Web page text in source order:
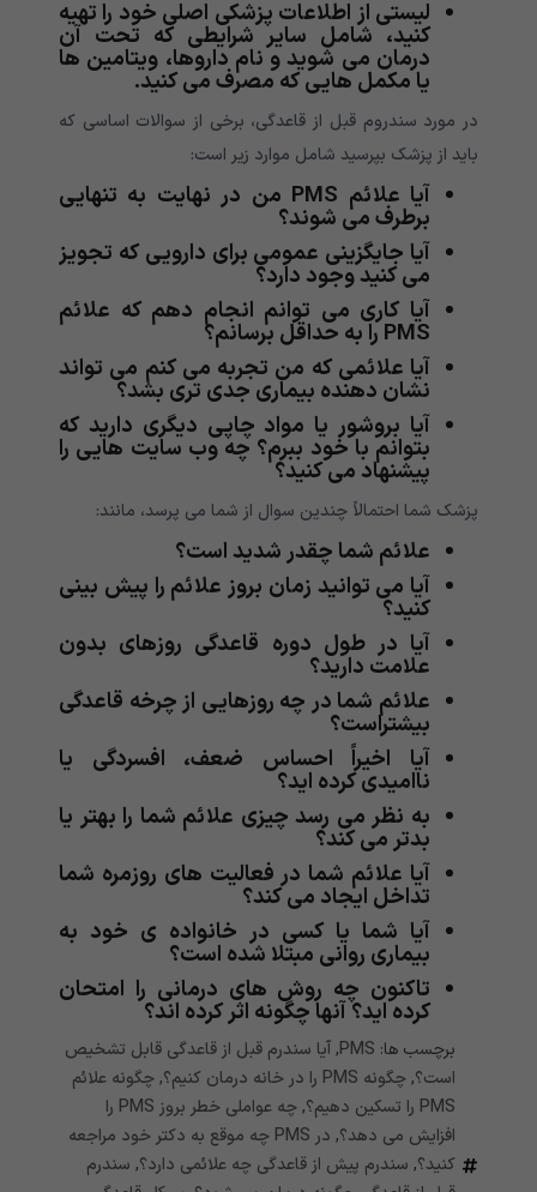
لیستی از اطلاعات پزشکی اصلی خود را تهیه
کنید، شامل سایر شرایطی که تحت آن
درمان می شوید و نام داروها، ویتامین ها
یا مکمل هایی که مصرف می کنید.
در مورد سندروم قبل از قاعدگی، برخی از سوالات اساسی که
باید از پزشک بپرسید شامل موارد زیر است:
آیا علائم PMS من در نهایت به تنهایی
برطرف می شوند؟
آیا جایگزینی عمومی برای دارویی که تجویز
می کنید وجود دارد؟
آیا کاری می توانم انجام دهم که علائم
PMS را به حداقل برسانم؟
آیا علائمی که من تجربه می کنم می تواند
نشان دهنده بیماری جدی تری بشد؟
آیا بروشور یا مواد چاپی دیگری دارید که
بتوانم با خود ببرم؟ چه وب سایت هایی را
پیشنهاد می کنید؟
پزشک شما احتمالاً چندین سوال از شما می پرسد، مانند:
علائم شما چقدر شدید است؟
آیا می توانید زمان بروز علائم را پیش بینی
کنید؟
آیا در طول دوره قاعدگی روزهای بدون
علامت دارید؟
علائم شما در چه روزهایی از چرخه قاعدگی
بیشتراست؟
آیا اخیراً احساس ضعف، افسردگی یا
ناامیدی کرده اید؟
به نظر می رسد چیزی علائم شما را بهتر یا
بدتر می کند؟
آیا علائم شما در فعالیت های روزمره شما
تداخل ایجاد می کند؟
آیا شما یا کسی در خانواده ی خود به
بیماری روانی مبتلا شده است؟
تاکنون چه روش های درمانی را امتحان
کرده اید؟ آنها چگونه اثر کرده اند؟
برچسب ها: PMS
,آیا سندرم قبل از قاعدگی قابل تشخیص
است؟,چگونه PMS را در خانه درمان کنیم؟ ,چگونه علائم
PMS را تسکین دهیم؟
,
چه عواملی خطر بروز PMS را
افزایش می دهد؟,
در PMS چه موقع به دکتر خود مراجعه
کنید؟, سندرم پیش از قاعدگی چه علائمی دارد؟, سندرم